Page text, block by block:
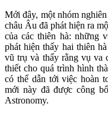
Mới đây, một nhóm
châu Âu đã phát hiện ra
của các thiên hà: những
phát hiện thấy hai thiên
vũ trụ và thấy rằng vụ va
thiết cho quá trình hình
có thể dẫn tới việc hoàn
mới này đã được công
Astronomy.